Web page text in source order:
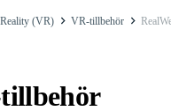
(VR) VR-tillbehör